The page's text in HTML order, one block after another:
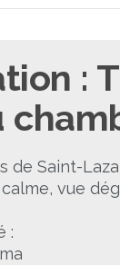
:
de Saint-
vue
: